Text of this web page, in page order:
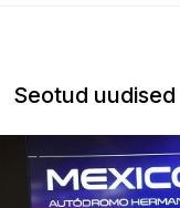
Seotud uudised